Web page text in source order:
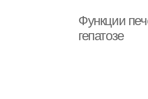
Функции
гепатозе